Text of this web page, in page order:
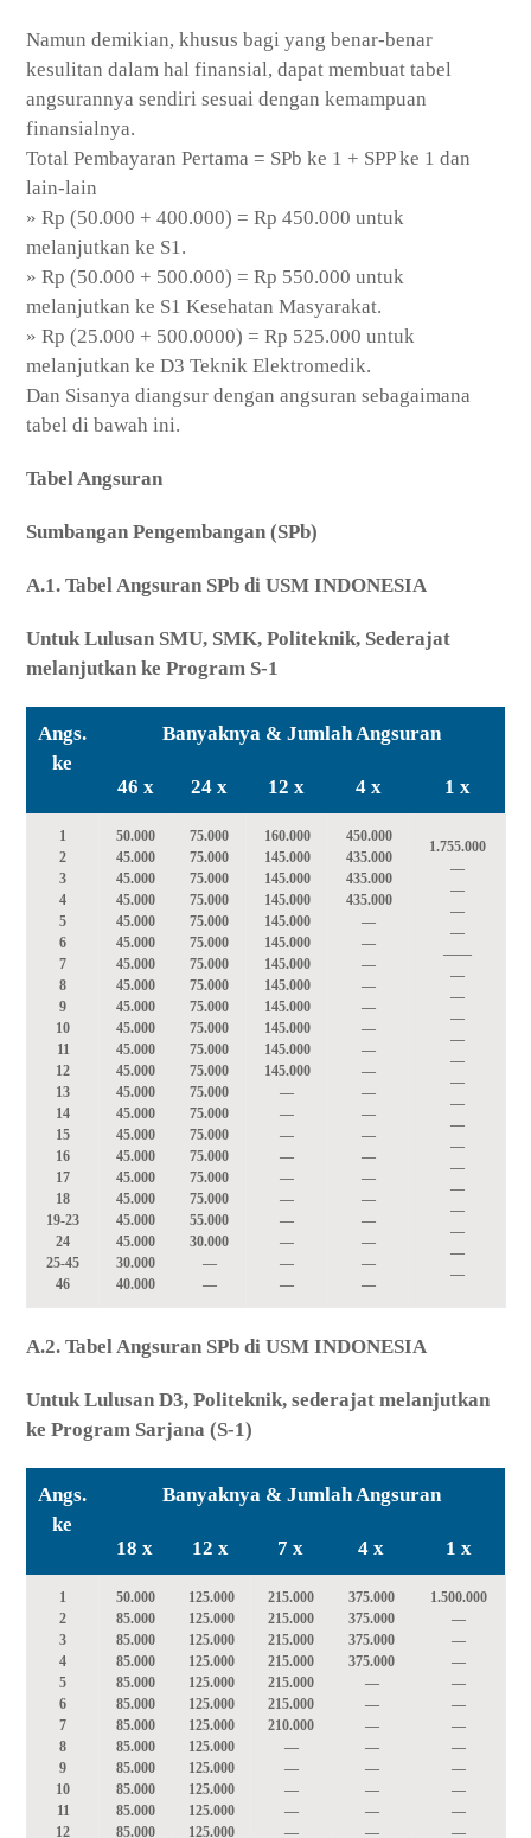
Namun demikian, khusus bagi yang benar-benar
kesulitan dalam hal finansial, dapat membuat tabel
angsurannya sendiri sesuai dengan kemampuan
finansialnya.
Total Pembayaran Pertama = SPb ke 1 + SPP ke 1 dan
lain-lain
» Rp (50.000 + 400.000) = Rp 450.000 untuk
melanjutkan ke S1.
» Rp (50.000 + 500.000) = Rp 550.000 untuk
melanjutkan ke S1 Kesehatan Masyarakat.
» Rp (25.000 + 500.0000) = Rp 525.000 untuk
melanjutkan ke D3 Teknik Elektromedik.
Dan Sisanya diangsur dengan angsuran sebagaimana
tabel di bawah ini.
Tabel Angsuran
Sumbangan Pengembangan (SPb)
A.1. Tabel Angsuran SPb di USM INDONESIA
Untuk Lulusan SMU, SMK, Politeknik, Sederajat
melanjutkan ke Program S-1
Angs.
ke
Banyaknya & Jumlah Angsuran
46 x 24 x 12 x 4 x 1 x
1
2
3
4
5
6
7
8
9
10
11
12
13
14
15
16
17
18
19-23
24
25-45
46
50.000
45.000
45.000
45.000
45.000
45.000
45.000
45.000
45.000
45.000
45.000
45.000
45.000
45.000
45.000
45.000
45.000
45.000
45.000
45.000
30.000
40.000
75.000
75.000
75.000
75.000
75.000
75.000
75.000
75.000
75.000
75.000
75.000
75.000
75.000
75.000
75.000
75.000
75.000
75.000
55.000
30.000
—
—
160.000
145.000
145.000
145.000
145.000
145.000
145.000
145.000
145.000
145.000
145.000
145.000
—
—
—
—
—
—
—
—
—
—
450.000
435.000
435.000
435.000
—
—
—
—
—
—
—
—
—
—
—
—
—
—
—
—
—
—
1.755.000
—
—
—
—
——
—
—
—
—
—
—
—
—
—
—
—
—
—
—
—
A.2. Tabel Angsuran SPb di USM INDONESIA
Untuk Lulusan D3, Politeknik, sederajat melanjutkan
ke Program Sarjana (S-1)
Angs.
ke
Banyaknya & Jumlah Angsuran
18 x 12 x 7 x 4 x 1 x
1
2
3
4
5
6
7
8
9
10
11
12
50.000
85.000
85.000
85.000
85.000
85.000
85.000
85.000
85.000
85.000
85.000
85.000
125.000
125.000
125.000
125.000
125.000
125.000
125.000
125.000
125.000
125.000
125.000
125.000
215.000
215.000
215.000
215.000
215.000
215.000
210.000
—
—
—
—
—
375.000
375.000
375.000
375.000
—
—
—
—
—
—
—
—
1.500.000
—
—
—
—
—
—
—
—
—
—
—